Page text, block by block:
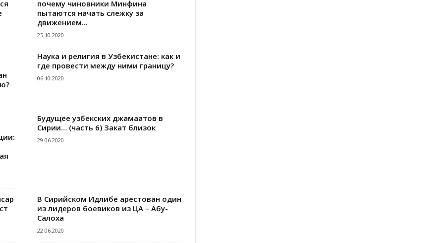
почему чиновники Минфина
пытаются начать слежку за
движением...
25.10.2020
Наука и религия в Узбекистане: как и
где провести между ними границу?
06.10.2020
Будущее узбекских джамаатов в
Сирии… (часть 6) Закат близок
29.06.2020
В Сирийском Идлибе арестован один
из лидеров боевиков из ЦА – Абу-
Салоха
22.06.2020